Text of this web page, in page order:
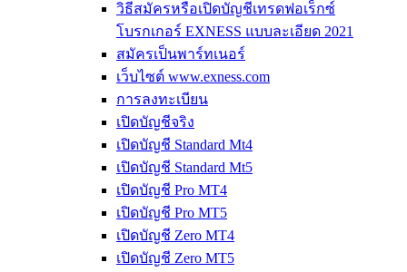
วิธีสมัครหรือเปิดบัญชีเทรดฟอเร็กซ์
โบรกเกอร์ EXNESS แบบละเอียด 2021
สมัครเป็นพาร์ทเนอร์
เว็บไซต์ www.exness.com
การลงทะเบียน
เปิดบัญชีจริง
เปิดบัญชี Standard Mt4
เปิดบัญชี Standard Mt5
เปิดบัญชี Pro MT4
เปิดบัญชี Pro MT5
เปิดบัญชี Zero MT4
เปิดบัญชี Zero MT5